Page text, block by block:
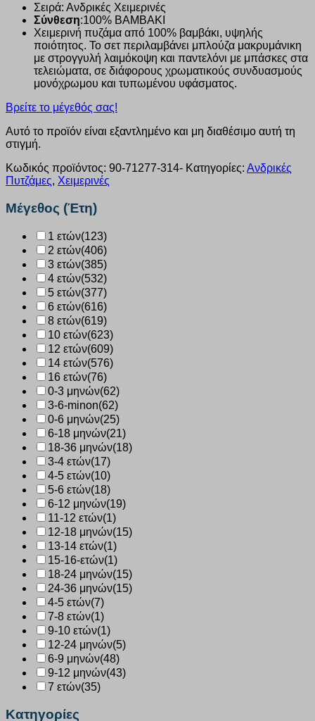
Σειρά: Ανδρικές Χειμερινές
Σύνθεση:100% ΒΑΜΒΑΚΙ
Χειμερινή πυζάμα από 100% βαμβάκι, υψηλής
ποιότητος. Το σετ περιλαμβάνει μπλούζα μακρυμάνικη
με στρογγυλή λαιμόκοψη και παντελόνι με μπάσκες στα
τελειώματα, σε διάφορους χρωματικούς συνδυασμούς
μονόχρωμου και τυπωμένου υφάσματος.
Βρείτε το μέγεθός σας!
Αυτό το προϊόν είναι εξαντλημένο και μη διαθέσιμο αυτή τη
στιγμή.
Κωδικός προϊόντος: 90-71277-314- Κατηγορίες: Ανδρικές
Πυτζάμες, Χειμερινές
Μέγεθος (Έτη)
1 ετών(123)
2 ετών(406)
3 ετών(385)
4 ετών(532)
5 ετών(377)
6 ετών(616)
8 ετών(619)
10 ετών(623)
12 ετών(609)
14 ετών(576)
16 ετών(76)
0-3 μηνών(62)
3-6-minon(62)
0-6 μηνών(25)
6-18 μηνών(21)
18-36 μηνών(18)
3-4 ετών(17)
4-5 ετών(10)
5-6 ετών(18)
6-12 μηνών(19)
11-12 ετών(1)
12-18 μηνών(15)
13-14 ετών(1)
15-16-ετών(1)
18-24 μηνών(15)
24-36 μηνών(15)
4-5 ετών(7)
7-8 ετών(1)
9-10 ετών(1)
12-24 μηνών(5)
6-9 μηνών(48)
9-12 μηνών(43)
7 ετών(35)
Κατηγορίες